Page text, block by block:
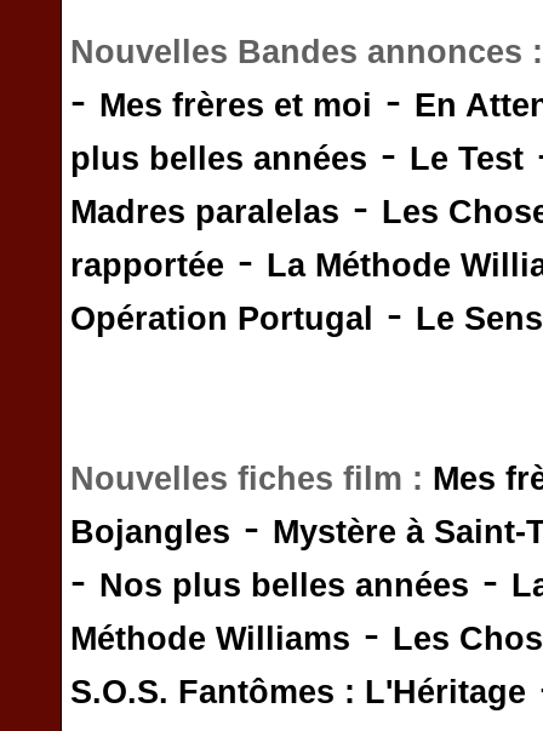
Nouvelles Bandes annonces
- Mes frères et moi - En
plus belles années - Le Test
Madres paralelas - Les
rapportée - La Méthode
Opération Portugal
- Le
Nouvelles fiches film : Mes
Bojangles - Mystère à Saint-
- Nos plus belles années -
Méthode Williams - Les
S.O.S. Fantômes : L'Héritage